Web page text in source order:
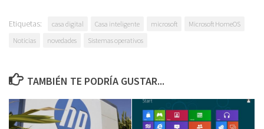
Etiquetas: casa digital Casa inteligente microsoft
Microsoft HomeOS
Noticias
novedades Sistemas operativos
TAMBIÉN TE PODRÍA GUSTAR...